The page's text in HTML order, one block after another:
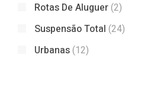
Rotas De Aluguer(2)
Suspensão Total (24)
Urbanas(12)